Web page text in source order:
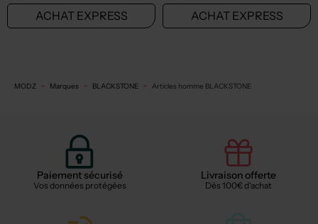
ACHAT EXPRESS ACHAT EXPRESS
MODZ Marques BLACKSTONE Articles homme BLACKSTONE
Paiement sécurisé
Vos données protégées
Livraison offerte
Dès 100€ d'achat